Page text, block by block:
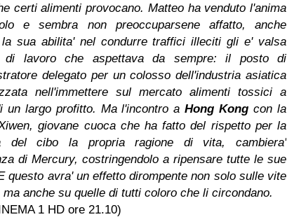
certi alimenti provocano. Matteo ha venduto l'anima
e sembra non preoccuparsene affatto, anche
la sua abilita' nel condurre traffici illeciti gli e' valsa
di lavoro che aspettava da sempre: il posto di
delegato per un colosso dell'industria asiatica
nell'immettere sul mercato alimenti tossici a
un largo profitto. Ma l'incontro aHong Kong con la
giovane cuoca che ha fatto del rispetto per la
del cibo la propria ragione di vita, cambiera'
di Mercury, costringendolo a ripensare tutte le sue
questo avra' un effetto dirompente non solo sulle vite
ma anche su quelle di tutti coloro che li circondano.
1 HD ore 21.10)